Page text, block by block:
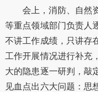
会上，消防、自然
等重点领域部门负责人
不讲工作成绩，只讲存
工作开展情况进行补充
大的隐患逐一研判，敲
见血点出六大问题：思